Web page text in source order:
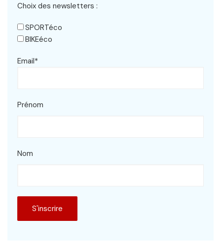
Choix des newsletters :
SPORTéco
BIKEéco
Email*
Prénom
Nom